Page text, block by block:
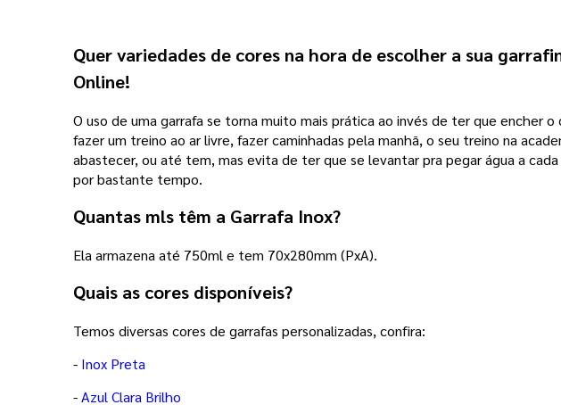
Quer variedades de cores na hora de escolher a sua
Online!
O uso de uma garrafa se torna muito mais prática ao invés de ter que encher
fazer um treino ao ar livre, fazer caminhadas pela manhã, o seu treino na
abastecer, ou até tem, mas evita de ter que se levantar pra pegar água a cada
por bastante tempo.
Quantas mls têm a Garrafa Inox?
Ela armazena até 750ml e tem 70x280mm (PxA).
Quais as cores disponíveis?
Temos diversas cores de garrafas personalizadas, confira:
- Inox Preta
-Azul Clara Brilho